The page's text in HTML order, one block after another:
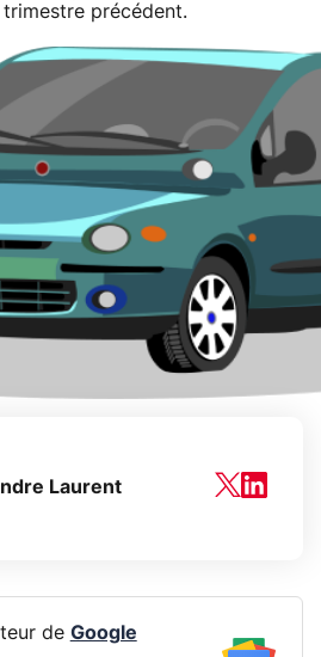
précédent.
Laurent
de Google